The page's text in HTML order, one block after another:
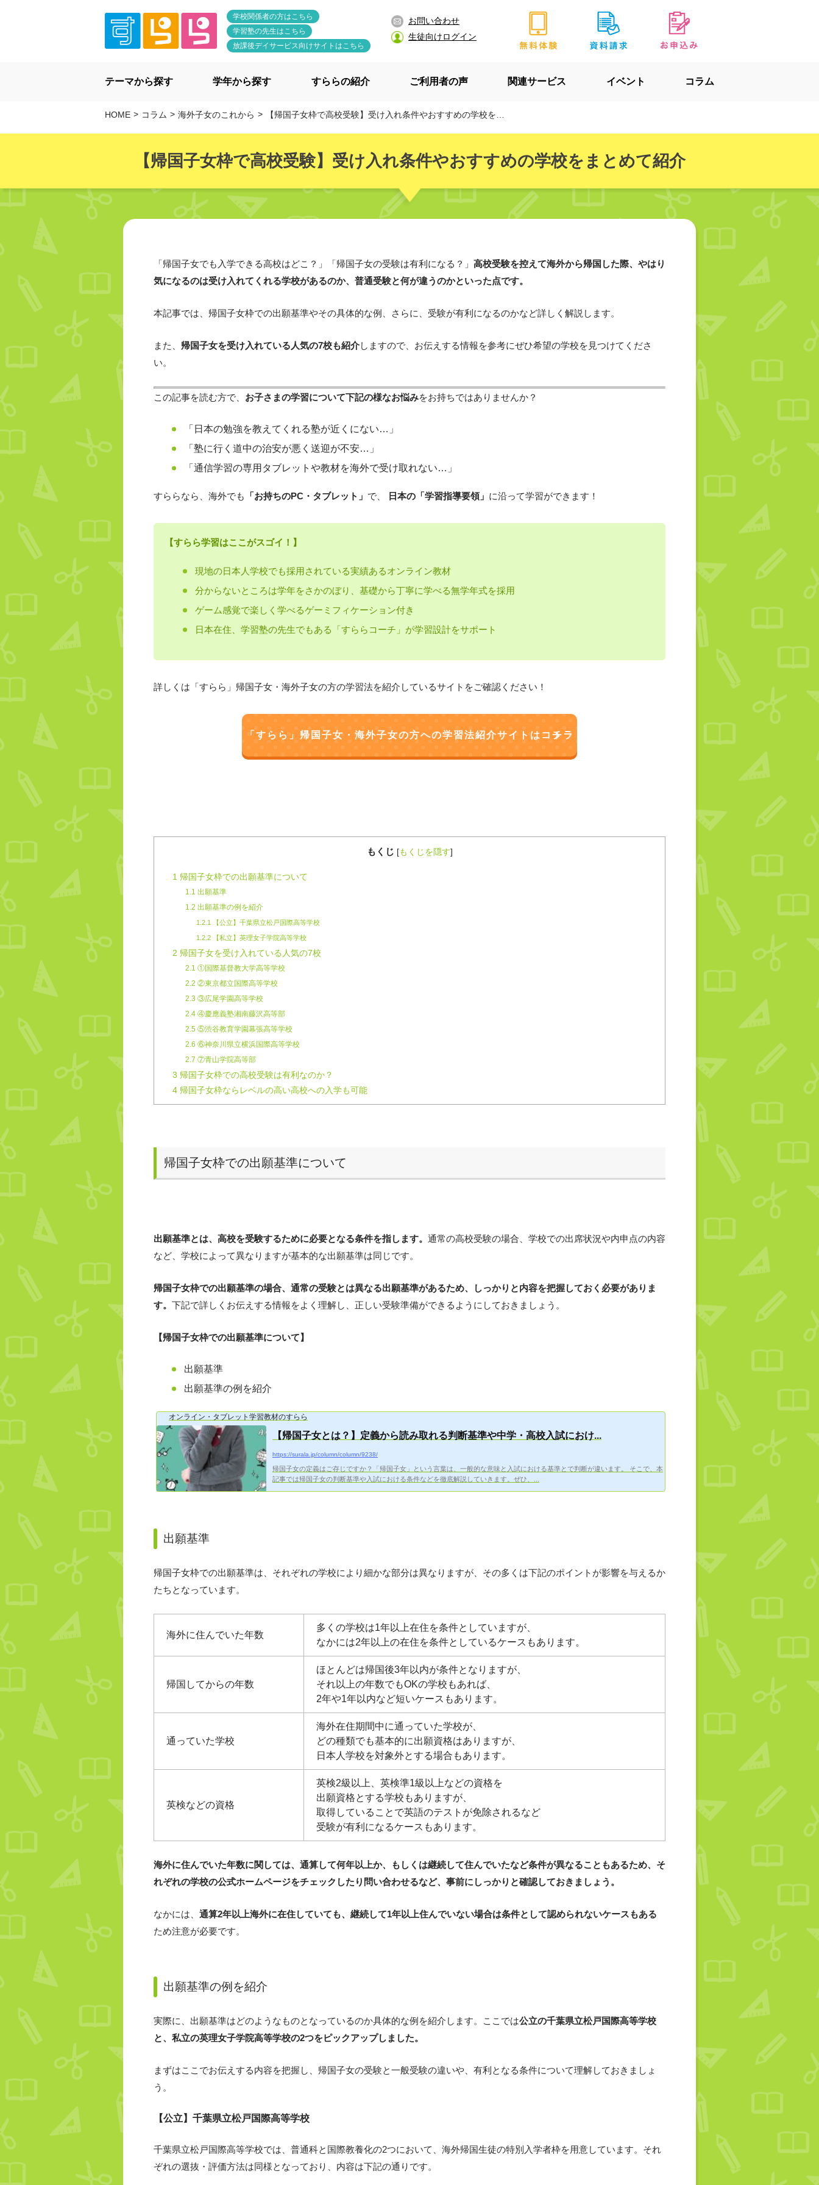
学校関係者の方はこちら
学習塾の先生はこちら
放課後デイサービス向けサイトはこちら
お問い合わせ
生徒向けログイン
テーマから探す 学年から探す すららの紹介 ご利用者の声 関連サービス イベント コラム
HOME コラム 海外子女のこれから 【帰国子女枠で高校受験】受け入れ条件やおすすめの学校をまとめて紹介
【帰国子女枠で高校受験】受け入れ条件やおすすめの学校をまとめて紹介
「帰国子女でも入学できる高校はどこ？」「帰国子女の受験は有利になる？」 高校受験を控えて海外から帰国した際、やはり
気になるのは受け入れてくれる学校があるのか、普通受験と何が違うのかといった点です。
本記事では、帰国子女枠での出願基準やその具体的な例、さらに、受験が有利になるのかなど詳しく解説します。
また、 帰国子女を受け入れている人気の7校も紹介しますので、お伝えする情報を参考にぜひ希望の学校を見つけてくださ
い。
この記事を読む方で、 お子さまの学習について下記の様なお悩みをお持ちではありませんか？
「日本の勉強を教えてくれる塾が近くにない…」
「塾に行く道中の治安が悪く送迎が不安…」
「通信学習の専用タブレットや教材を海外で受け取れない…」
すららなら、海外でも 「お持ちのPC・タブレット」 で、 日本の「学習指導要領」 に沿って学習ができます！
【すらら学習はここがスゴイ！】
現地の日本人学校でも採用されている実績あるオンライン教材
分からないところは学年をさかのぼり、基礎から丁寧に学べる無学年式を採用
ゲーム感覚で楽しく学べるゲーミフィケーション付き
日本在住、学習塾の先生でもある「すららコーチ」が学習設計をサポート
詳しくは「すらら」帰国子女・海外子女の方の学習法を紹介しているサイトをご確認ください！
「すらら」帰国子女・海外子女の方への学習法紹介サイトはコチラ
もくじ [もくじを隠す]
1 帰国子女枠での出願基準について
1.1 出願基準
1.2 出願基準の例を紹介
1.2.1 【公立】千葉県立松戸国際高等学校
1.2.2【私立】英理女子学院高等学校
2 帰国子女を受け入れている人気の7校
2.1 ①国際基督教大学高等学校
2.2 ②東京都立国際高等学校
2.3 ③広尾学園高等学校
2.4④慶應義塾湘南藤沢高等部
2.5⑤渋谷教育学園幕張高等学校
2.6 ⑥神奈川県立横浜国際高等学校
2.7 ⑦青山学院高等部
3 帰国子女枠での高校受験は有利なのか？
4 帰国子女枠ならレベルの高い高校への入学も可能
帰国子女枠での出願基準について
出願基準とは、高校を受験するために必要となる条件を指します。 通常の高校受験の場合、学校での出席状況や内申点の内容
など、学校によって異なりますが基本的な出願基準は同じです。
帰国子女枠での出願基準の場合、通常の受験とは異なる出願基準があるため、しっかりと内容を把握しておく必要がありま
す。 下記で詳しくお伝えする情報をよく理解し、正しい受験準備ができるようにしておきましょう。
【帰国子女枠での出願基準について】
出願基準
出願基準の例を紹介
オンライン・タブレット学習教材のすらら
【帰国子女とは？】定義から読み取れる判断基準や中学・高校入試におけ...
https://surala.jp/column/column/9238/
帰国子女の定義はご存じですか？「帰国子女」という言葉は、一般的な意味と入試における基準とで判断が違います。 そこで、本
記事では帰国子女の判断基準や入試における条件などを徹底解説していきます。ぜひ、...
出願基準
帰国子女枠での出願基準は、それぞれの学校により細かな部分は異なりますが、その多くは下記のポイントが影響を与えるか
たちとなっています。
海外に住んでいた年数
多くの学校は1年以上在住を条件としていますが、
なかには2年以上の在住を条件としているケースもあります。
帰国してからの年数
ほとんどは帰国後3年以内が条件となりますが、
それ以上の年数でもOKの学校もあれば、
2年や1年以内など短いケースもあります。
通っていた学校
海外在住期間中に通っていた学校が、
どの種類でも基本的に出願資格はありますが、
日本人学校を対象外とする場合もあります。
英検などの資格
英検2級以上、英検準1級以上などの資格を
出願資格とする学校もありますが、
取得していることで英語のテストが免除されるなど
受験が有利になるケースもあります。
海外に住んでいた年数に関しては、 通算して何年以上か、もしくは継続して住んでいたなど条件が異なることもあるため、そ
れぞれの学校の公式ホームページをチェックしたり問い合わせるなど、事前にしっかりと確認しておきましょう。
なかには、 通算2年以上海外に在住していても、継続して1年以上住んでいない場合は条件として認められないケースもある
ため注意が必要です。
出願基準の例を紹介
実際に、出願基準はどのようなものとなっているのか具体的な例を紹介します。ここでは公立の千葉県立松戸国際高等学校
と、私立の英理女子学院高等学校の2つをピックアップしました。
まずはここでお伝えする内容を把握し、帰国子女の受験と一般受験の違いや、有利となる条件について理解しておきましょ
う。
【公立】千葉県立松戸国際高等学校
千葉県立松戸国際高等学校では、普通科と国際教養化の2つにおいて、海外帰国生徒の特別入学者枠を用意しています。それ
ぞれの選抜・評価方法は同様となっており、内容は下記の通りです。